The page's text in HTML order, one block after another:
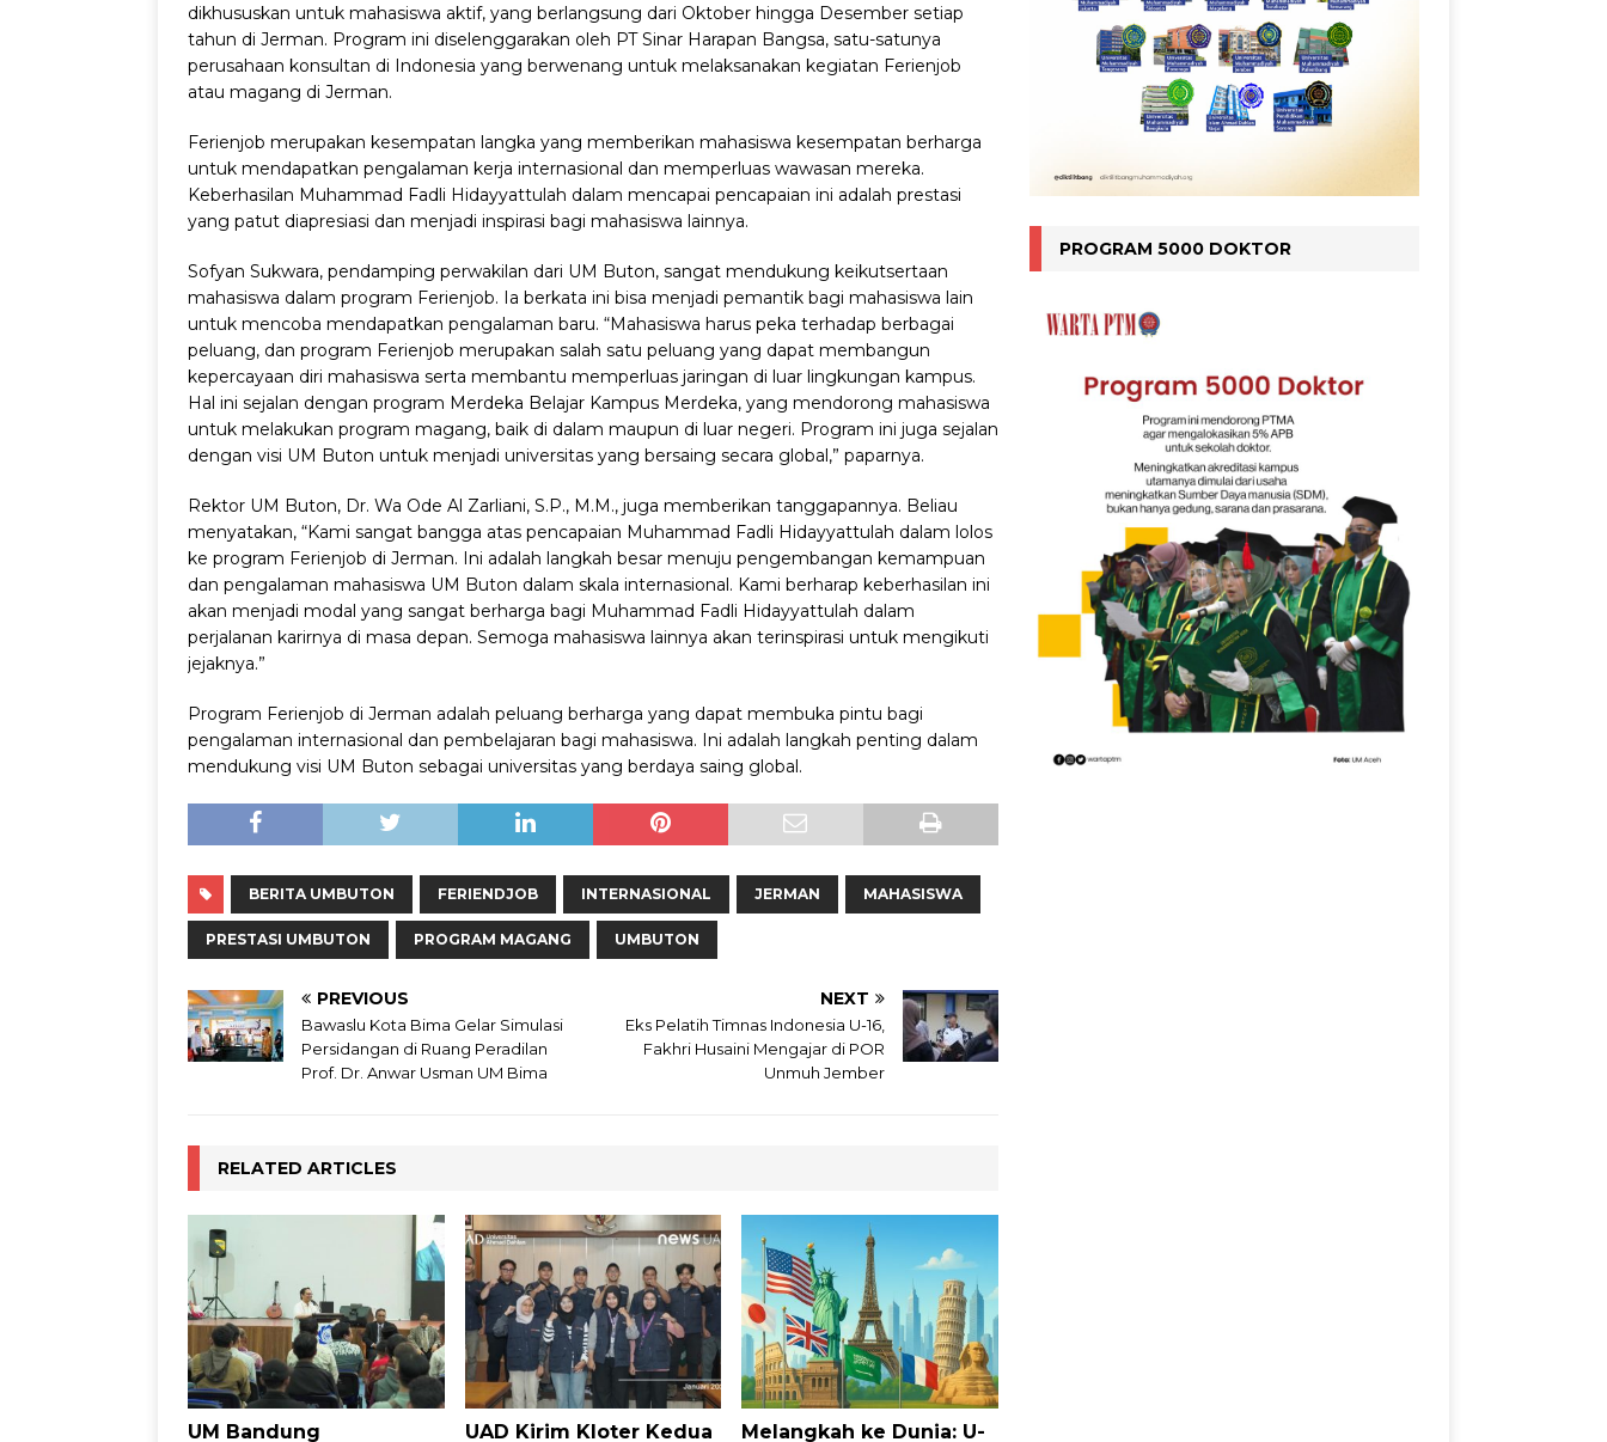
dikhususkan untuk mahasiswa aktif, yang berlangsung dari Oktober hingga Desember setiap
tahun di Jerman. Program ini diselenggarakan oleh PT Sinar Harapan Bangsa, satu-satunya
perusahaan konsultan di Indonesia yang berwenang untuk melaksanakan kegiatan Ferienjob
atau magang di Jerman.
Ferienjob merupakan kesempatan langka yang memberikan mahasiswa kesempatan berharga
untuk mendapatkan pengalaman kerja internasional dan memperluas wawasan mereka.
Keberhasilan Muhammad Fadli Hidayyattulah dalam mencapai pencapaian ini adalah prestasi
yang patut diapresiasi dan menjadi inspirasi bagi mahasiswa lainnya.
Sofyan Sukwara, pendamping perwakilan dari UM Buton, sangat mendukung keikutsertaan
mahasiswa dalam program Ferienjob. Ia berkata ini bisa menjadi pemantik bagi mahasiswa lain
untuk mencoba mendapatkan pengalaman baru. “Mahasiswa harus peka terhadap berbagai
peluang, dan program Ferienjob merupakan salah satu peluang yang dapat membangun
kepercayaan diri mahasiswa serta membantu memperluas jaringan di luar lingkungan kampus.
Hal ini sejalan dengan program Merdeka Belajar Kampus Merdeka, yang mendorong mahasiswa
untuk melakukan program magang, baik di dalam maupun di luar negeri. Program ini juga sejalan
dengan visi UM Buton untuk menjadi universitas yang bersaing secara global,” paparnya.
Rektor UM Buton, Dr. Wa Ode Al Zarliani, S.P., M.M., juga memberikan tanggapannya. Beliau
menyatakan, “Kami sangat bangga atas pencapaian Muhammad Fadli Hidayyattulah dalam lolos
ke program Ferienjob di Jerman. Ini adalah langkah besar menuju pengembangan kemampuan
dan pengalaman mahasiswa UM Buton dalam skala internasional. Kami berharap keberhasilan ini
akan menjadi modal yang sangat berharga bagi Muhammad Fadli Hidayyattulah dalam
perjalanan karirnya di masa depan. Semoga mahasiswa lainnya akan terinspirasi untuk mengikuti
jejaknya.”
Program Ferienjob di Jerman adalah peluang berharga yang dapat membuka pintu bagi
pengalaman internasional dan pembelajaran bagi mahasiswa. Ini adalah langkah penting dalam
mendukung visi UM Buton sebagai universitas yang berdaya saing global.
BERITA UMBUTON FERIENDJOB INTERNASIONAL JERMAN MAHASISWA
PRESTASI UMBUTON PROGRAM MAGANG UMBUTON
PREVIOUS
Bawaslu Kota Bima Gelar Simulasi
Persidangan di Ruang Peradilan
Prof. Dr. Anwar Usman UM Bima
NEXT
Eks Pelatih Timnas Indonesia U-16,
Fakhri Husaini Mengajar di POR
Unmuh Jember
RELATED ARTICLES
UM Bandung UAD Kirim Kloter Kedua Melangkah ke Dunia: U-
PROGRAM 5000 DOKTOR